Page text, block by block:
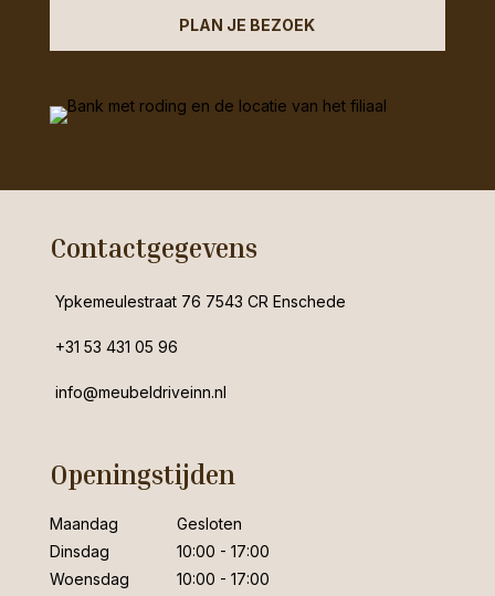
PLAN JE BEZOEK
Contactgegevens
Ypkemeulestraat 76 7543 CR Enschede
+31 53 431 05 96
info@meubeldriveinn.nl
Openingstijden
Maandag
Gesloten
Dinsdag
10:00 - 17:00
Woensdag
10:00 - 17:00